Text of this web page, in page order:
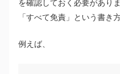
を確認しておく必要があり
「すべて免責」という書き
例えば、